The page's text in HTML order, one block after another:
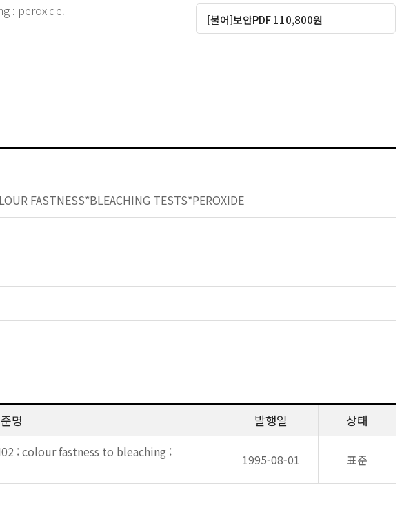
: peroxide.
[불어]보안PDF 110,800원
FASTNESS*BLEACHING TESTS*PEROXIDE
명 발행일 상태
: colour fastness to bleaching :
1995-08-01 표준